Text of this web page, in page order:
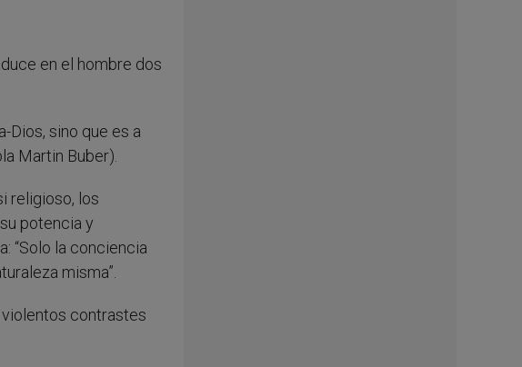
en el hombre dos
Dios, sino que es a
Martin Buber).
religioso, los
potencia y
“Solo la conciencia
misma”.
contrastes